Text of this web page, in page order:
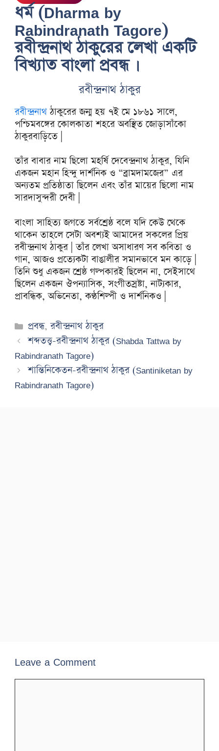
ধর্ম (Dharma by
Rabindranath Tagore)
রবীন্দ্রনাথ ঠাকুরের লেখা একটি
বিখ্যাত বাংলা প্রবন্ধ ।
রবীন্দ্রনাথ ঠাকুর
রবীন্দ্রনাথঠাকুরের জন্ম হয় ৭ই মে ১৮৬১ সালে,
পশ্চিমবঙ্গের কোলকাতা শহরে অবস্থিত জোড়াসাঁকো
ঠাকুরবাড়িতে |
তাঁর বাবার নাম ছিলো মহর্ষি দেবেন্দ্রনাথ ঠাকুর, যিনি
একজন মহান হিন্দু দার্শনিক ও “ব্রামদামজের” এর
অন্যতম প্রতিষ্ঠাতা ছিলেন এবং তাঁর মায়ের ছিলো নাম
সারদাসুন্দরী দেবী |
বাংলা সাহিত্য জগতে সর্বশ্রেষ্ঠ বলে যদি কেউ থেকে
থাকেন তাহলে সেটা অবশ্যই আমাদের সকলের প্রিয়
রবীন্দ্রনাথ ঠাকুর | তাঁর লেখা অসাধারণ সব কবিতা ও
গান, আজও প্রত্যেকটা বাঙালীর সমানভাবে মন কাড়ে |
তিনি শুধু একজন শ্রেষ্ঠ গল্পকারই ছিলেন না, সেইসাথে
ছিলেন একজন ঔপন্যাসিক, সংগীতস্রষ্টা, নাট্যকার,
প্রাবন্ধিক, অভিনেতা, কণ্ঠশিল্পী ও দার্শনিকও |
Categories
প্রবন্ধ,রবীন্দ্রনাথ ঠাকুর
শব্দতত্ত্ব-রবীন্দ্রনাথ ঠাকুর (Shabda Tattwa by
Rabindranath Tagore)
শান্তিনিকেতন-রবীন্দ্রনাথ ঠাকুর (Santiniketan by
Rabindranath Tagore)
Leave a Comment